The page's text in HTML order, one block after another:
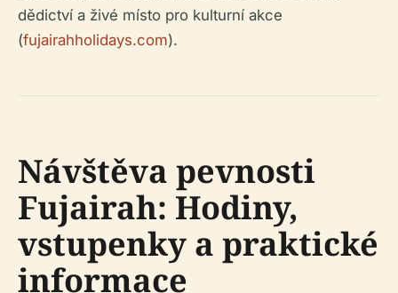
dědictví a živé místo pro kulturní akce
(fujairahholidays.com).
Návštěva pevnosti
Fujairah: Hodiny,
vstupenky a praktické
informace